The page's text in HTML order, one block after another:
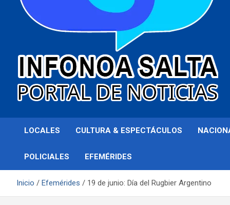
Infonoa Salta
LOCALES CULTURA & ESPECTÁCULOS
POLICIALES EFEMÉRIDES
Inicio Efemérides 19 de junio: Día del Rugbier Argentino